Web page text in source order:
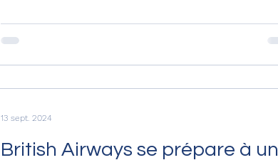
British Airways se prépare à un
13 sept. 2024